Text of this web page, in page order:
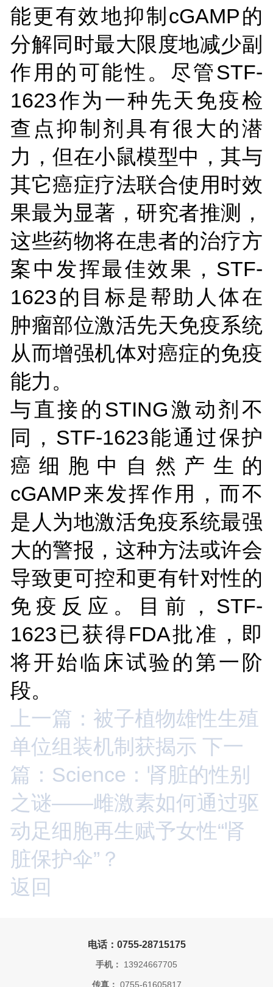
能更有效地抑制cGAMP的
分解同时最大限度地减少副
作用的可能性。尽管STF-
1623作为一种先天免疫检
查点抑制剂具有很大的潜
力，但在小鼠模型中，其与
其它癌症疗法联合使用时效
果最为显著，研究者推测，
这些药物将在患者的治疗方
案中发挥最佳效果，STF-
1623的目标是帮助人体在
肿瘤部位激活先天免疫系统
从而增强机体对癌症的免疫
能力。
与直接的STING激动剂不
同，STF-1623能通过保护
癌细胞中自然产生的
cGAMP来发挥作用，而不
是人为地激活免疫系统最强
大的警报，这种方法或许会
导致更可控和更有针对性的
免疫反应。目前，STF-
1623已获得FDA批准，即
将开始临床试验的第一阶
段。
上一篇：被子植物雄性生殖
单位组装机制获揭示 下一
篇：Science：肾脏的性别
之谜——雌激素如何通过驱
动足细胞再生赋予女性“肾
脏保护伞”？
返回
电话：0755-28715175
手机： 13924667705
传真： 0755-61605817